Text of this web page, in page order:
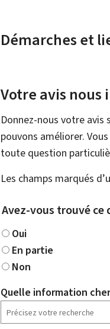
Démarches et
Votre avis nous
Donnez-nous votre avis
pouvons améliorer.
toute question
Les champs marqués
Avez-vous trouvé ce
Oui
En partie
Non
Quelle information